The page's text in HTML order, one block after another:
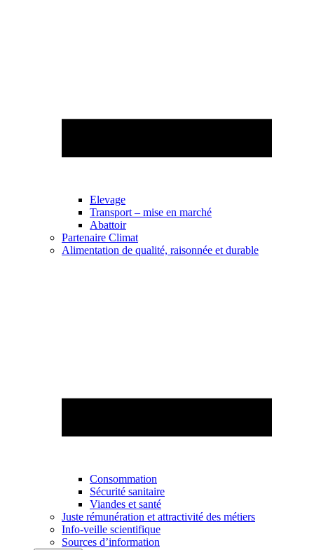
Elevage
Transport – mise en marché
Abattoir
Partenaire Climat
Alimentation de qualité, raisonnée et durable
Consommation
Sécurité sanitaire
Viandes et santé
Juste rémunération et attractivité des métiers
Info-veille scientifique
Sources d’information